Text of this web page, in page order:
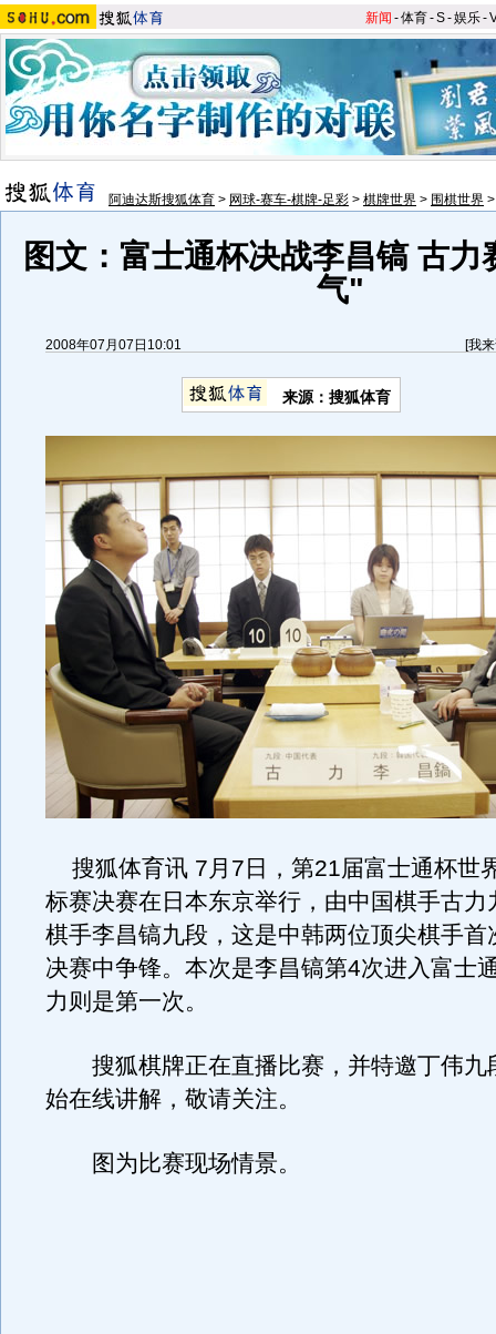
新闻 -体育-S-娱乐-
阿迪达斯搜狐体育 > 网球-赛车-棋牌-足彩 > 棋牌世界 > 围棋世界
图文：富士通杯决战李昌镐 古
气"
2008年07月07日10:01 [我
来源：搜狐体育
搜狐体育讯 7月7日，第21届富士通杯世
标赛决赛在日本东京举行，由中国棋手古力
棋手李昌镐九段，这是中韩两位顶尖棋手首
决赛中争锋。本次是李昌镐第4次进入富士
力则是第一次。
搜狐棋牌正在直播比赛，并特邀丁伟九
始在线讲解，敬请关注。
图为比赛现场情景。